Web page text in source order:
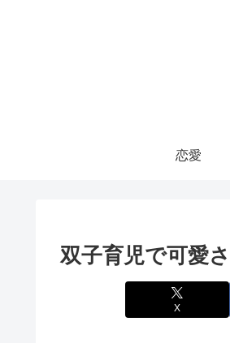
恋愛
双子育児で可愛
X